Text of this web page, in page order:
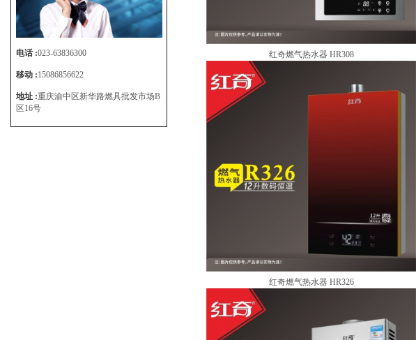
电话 :023-63836300
移动 :15086856622
地址 :重庆渝中区新华路燃具批发市场B
区16号
红奇燃气热水器 HR308
红奇燃气热水器 HR326